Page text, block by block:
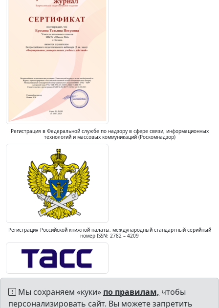
Регистрация в Федеральной службе по надзору в сфере связи, информационных
технологий и массовых коммуникаций (Роскомнадзор)
Регистрация Российской книжной палаты, международный стандартный серийный
номер ISSN: 2782 – 4209
Мы сохраняем «куки» по правилам, чтобы
персонализировать сайт. Вы можете запретить